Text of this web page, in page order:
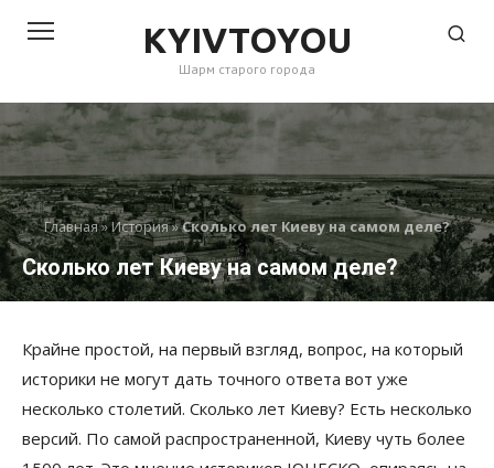
KYIVTOYOU
Шарм старого города
Главная»История»Сколько лет Киеву на самом деле?
Сколько лет Киеву на самом деле?
Крайне простой, на первый взгляд, вопрос, на который
историки не могут дать точного ответа вот уже
несколько столетий. Сколько лет Киеву? Есть несколько
версий. По самой распространенной, Киеву чуть более